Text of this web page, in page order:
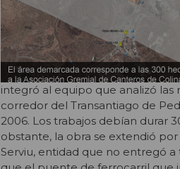
integró al equipo que analizó
corredor del Transantiago de
2006. Los trabajos debían durar
obstante, la obra se extendió
Serviu, entidad que no entregó